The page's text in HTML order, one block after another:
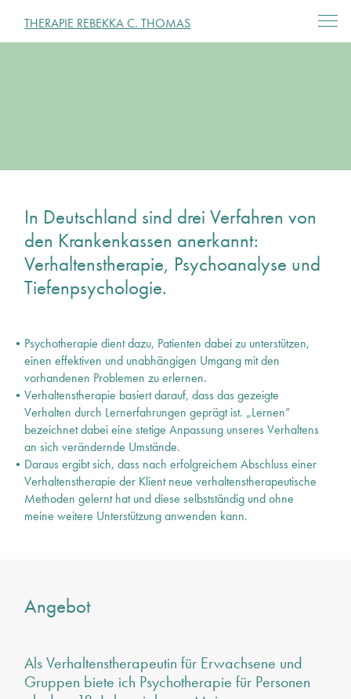
Therapieangebot
Kosten
Kontakt
THERAPIE REBEKKA C. THOMAS
In Deutschland sind drei Verfahren von
den Krankenkassen anerkannt:
Verhaltenstherapie, Psychoanalyse und
Tiefenpsychologie.
Psychotherapie dient dazu, Patienten dabei zu unterstützen,
einen effektiven und unabhängigen Umgang mit den
vorhandenen Problemen zu erlernen.
Verhaltenstherapie basiert darauf, dass das gezeigte
Verhalten durch Lernerfahrungen geprägt ist. „Lernen”
bezeichnet dabei eine stetige Anpassung unseres Verhaltens
an sich verändernde Umstände.
Daraus ergibt sich, dass nach erfolgreichem Abschluss einer
Verhaltenstherapie der Klient neue verhaltenstherapeutische
Methoden gelernt hat und diese selbstständig und ohne
meine weitere Unterstützung anwenden kann.
Angebot
Als Verhaltenstherapeutin für Erwachsene und
Gruppen biete ich Psychotherapie für Personen